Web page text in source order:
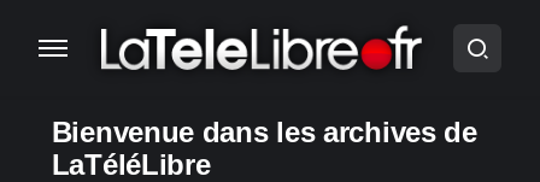
Bienvenue dans les archives de
LaTéléLibre